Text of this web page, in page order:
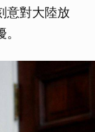
意對大陸放